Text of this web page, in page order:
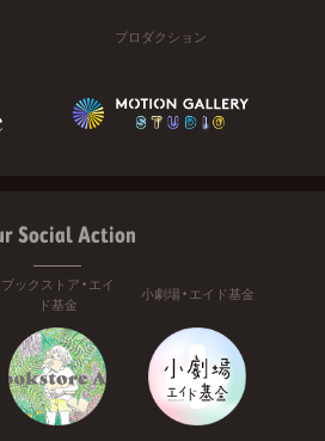
プロダクション
Social Action
ブックストア・エイ
ド基金
小劇場・エイド基金